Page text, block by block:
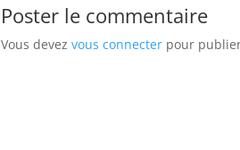
Poster le commentaire
Vous devezvous connecter pour